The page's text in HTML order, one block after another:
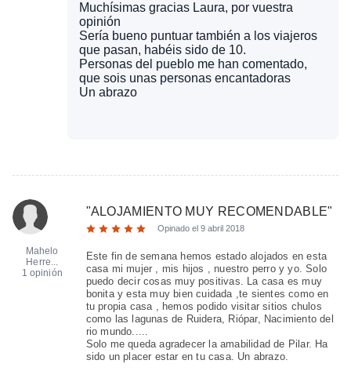
Muchísimas gracias Laura, por vuestra
opinión
Sería bueno puntuar también a los viajeros
que pasan, habéis sido de 10.
Personas del pueblo me han comentado,
que sois unas personas encantadoras
Un abrazo
Mahelo
Herre...
1 opinión
"ALOJAMIENTO MUY RECOMENDABLE"
Opinado el 9 abril 2018
Este fin de semana hemos estado alojados en esta
casa mi mujer , mis hijos , nuestro perro y yo. Solo
puedo decir cosas muy positivas. La casa es muy
bonita y esta muy bien cuidada ,te sientes como en
tu propia casa , hemos podido visitar sitios chulos
como las lagunas de Ruidera, Riópar, Nacimiento del
rio mundo.....
Solo me queda agradecer la amabilidad de Pilar. Ha
sido un placer estar en tu casa. Un abrazo.